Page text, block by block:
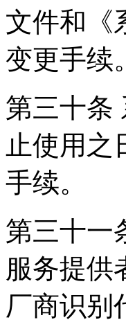
文件和《
变更手
第三十条
止使用之
手续。
第三十一
服务提供
厂商识